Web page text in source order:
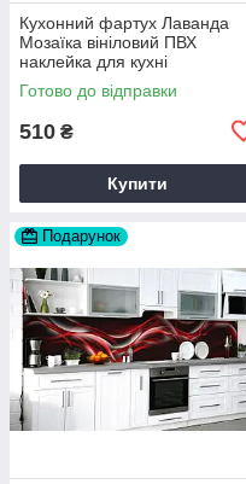
Кухонний фартух Лаванда
Мозаїка вініловий ПВХ
наклейка для кухні
фіолетовий 60х200 см Happy
Pocket Z180251
Готово до відправки
510 ₴
Купити
Подарунок